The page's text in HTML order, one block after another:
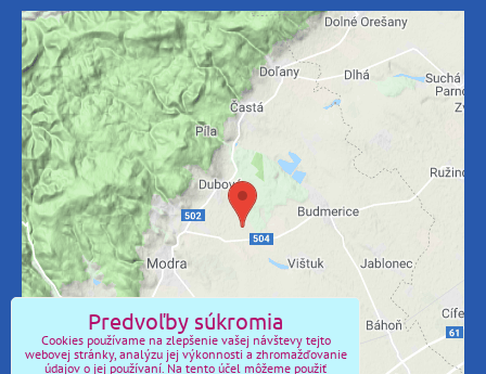
Externý obsah je blokovaný Voľbami
súkromia
Prajete si načítať externý obsah?
Povoliť tentokrát
Povoliť a zapamätať - súhlas s druhom cookie:
Funkčné
Predvoľby súkromia
Cookies používame na zlepšenie vašej návštevy tejto
webovej stránky, analýzu jej výkonnosti a zhromažďovanie
údajov o jej používaní. Na tento účel môžeme použiť